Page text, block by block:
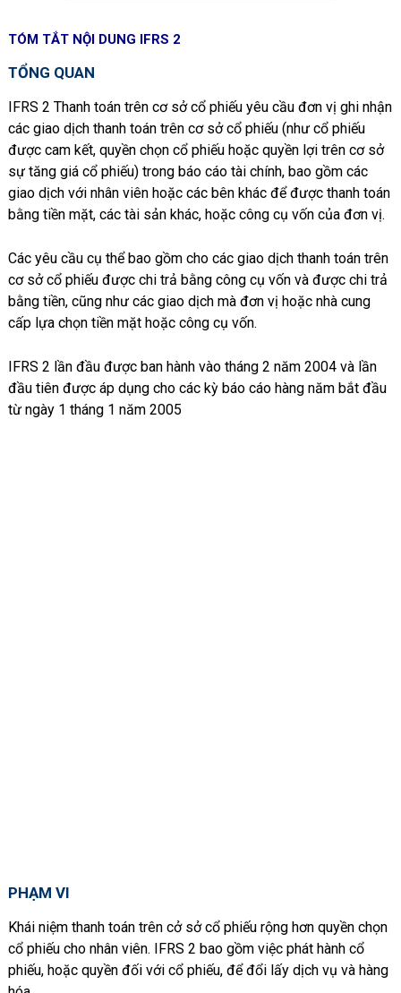
TÓM TẮT NỘI DUNG IFRS 2
TỔNG QUAN
IFRS 2 Thanh toán trên cơ sở cổ phiếu yêu cầu đơn vị ghi nhận
các giao dịch thanh toán trên cơ sở cổ phiếu (như cổ phiếu
được cam kết, quyền chọn cổ phiếu hoặc quyền lợi trên cơ sở
sự tăng giá cổ phiếu) trong báo cáo tài chính, bao gồm các
giao dịch với nhân viên hoặc các bên khác để được thanh toán
bằng tiền mặt, các tài sản khác, hoặc công cụ vốn của đơn vị.
Các yêu cầu cụ thể bao gồm cho các giao dịch thanh toán trên
cơ sở cổ phiếu được chi trả bằng công cụ vốn và được chi trả
bằng tiền, cũng như các giao dịch mà đơn vị hoặc nhà cung
cấp lựa chọn tiền mặt hoặc công cụ vốn.
IFRS 2 lần đầu được ban hành vào tháng 2 năm 2004 và lần
đầu tiên được áp dụng cho các kỳ báo cáo hàng năm bắt đầu
từ ngày 1 tháng 1 năm 2005
PHẠM VI
Khái niệm thanh toán trên cở sở cổ phiếu rộng hơn quyền chọn
cổ phiếu cho nhân viên. IFRS 2 bao gồm việc phát hành cổ
phiếu, hoặc quyền đối với cổ phiếu, để đổi lấy dịch vụ và hàng